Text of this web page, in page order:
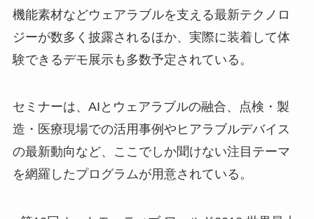
機能素材などウェアラブルを支える最新テクノロ
ジーが数多く披露されるほか、実際に装着して体
験できるデモ展示も多数予定されている。
セミナーは、AIとウェアラブルの融合、点検・製
造・医療現場での活用事例やヒアラブルデバイス
の最新動向など、ここでしか聞けない注目テーマ
を網羅したプログラムが用意されている。